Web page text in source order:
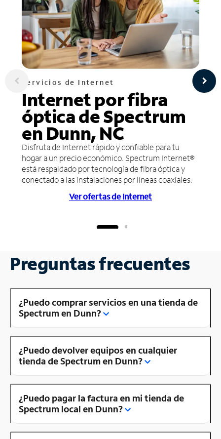
Servicios de Internet
Internet por fibra
óptica de Spectrum
en Dunn, NC
Disfruta de Internet rápido y confiable para tu
hogar a un precio económico. Spectrum Internet®
está respaldado por tecnología de fibra óptica y
conectado a las instalaciones por líneas coaxiales.
Ver ofertas de Internet
Preguntas frecuentes
¿Puedo comprar servicios en una tienda de
Spectrum en Dunn?
¿Puedo devolver equipos en cualquier
tienda de Spectrum en Dunn?
¿Puedo pagar la factura en mi tienda de
Spectrum local en Dunn?